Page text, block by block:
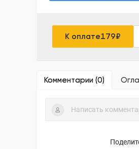
К оплате179₽
Комментарии (0)